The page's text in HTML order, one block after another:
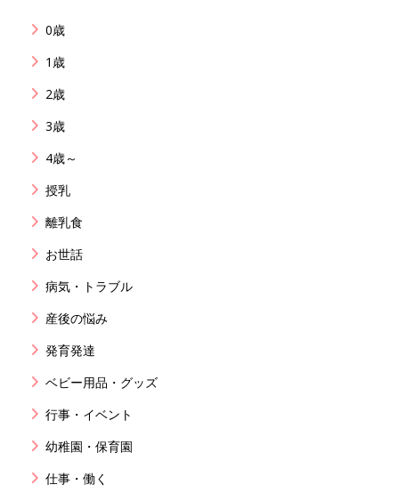
0歳
1歳
2歳
3歳
4歳～
授乳
離乳食
お世話
病気・トラブル
産後の悩み
発育発達
ベビー用品・グッズ
行事・イベント
幼稚園・保育園
仕事・働く